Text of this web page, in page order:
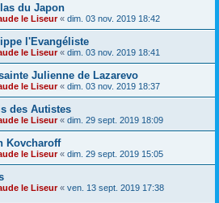
du Japon
le Liseur« dim. 03 nov. 2019 18:42
l'Evangéliste
le Liseur« dim. 03 nov. 2019 18:41
Julienne de Lazarevo
le Liseur« dim. 03 nov. 2019 18:37
des Autistes
le Liseur« dim. 29 sept. 2019 18:09
Kovcharoff
le Liseur« dim. 29 sept. 2019 15:05
le Liseur« ven. 13 sept. 2019 17:38